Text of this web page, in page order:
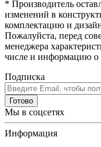
* Производитель
изменений в
комплектацию и
Пожалуйста, перед
менеджера
числе и информацию о
Подписка
Готово
Мы в соцсетях
Информация